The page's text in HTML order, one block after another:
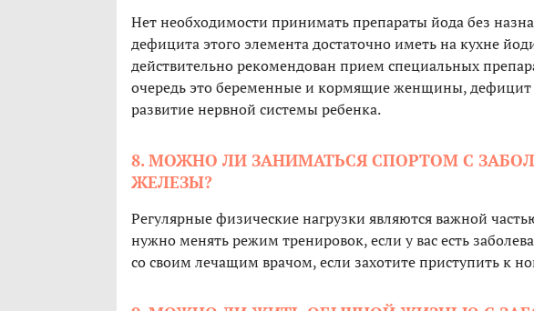
Нет необходимости принимать препараты йода без
дефицита этого элемента достаточно иметь на кухне
действительно рекомендован прием специальных
очередь это беременные и кормящие женщины, дефицит
развитие нервной системы ребенка.
8. МОЖНО ЛИ ЗАНИМАТЬСЯ СПОРТОМ С
ЖЕЛЕЗЫ?
Регулярные физические нагрузки являются важной
нужно менять режим тренировок, если у вас есть
со своим лечащим врачом, если захотите приступить к